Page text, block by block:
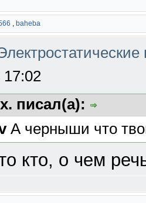
, baheba
17:02
писал(а):
А черныши что
кто, о чем